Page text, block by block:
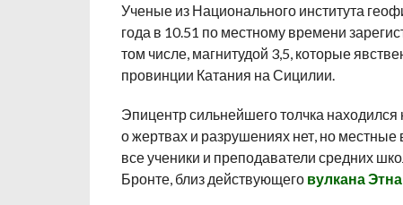
Ученые из Национального института
года в 10.51 по местному времени
том числе, магнитудой 3,5, которые
провинции Катания на Сицилии.
Эпицентр сильнейшего толчка находился
о жертвах и разрушениях нет, но
все ученики и преподаватели средних
Бронте, близ действующего вулкана Этна